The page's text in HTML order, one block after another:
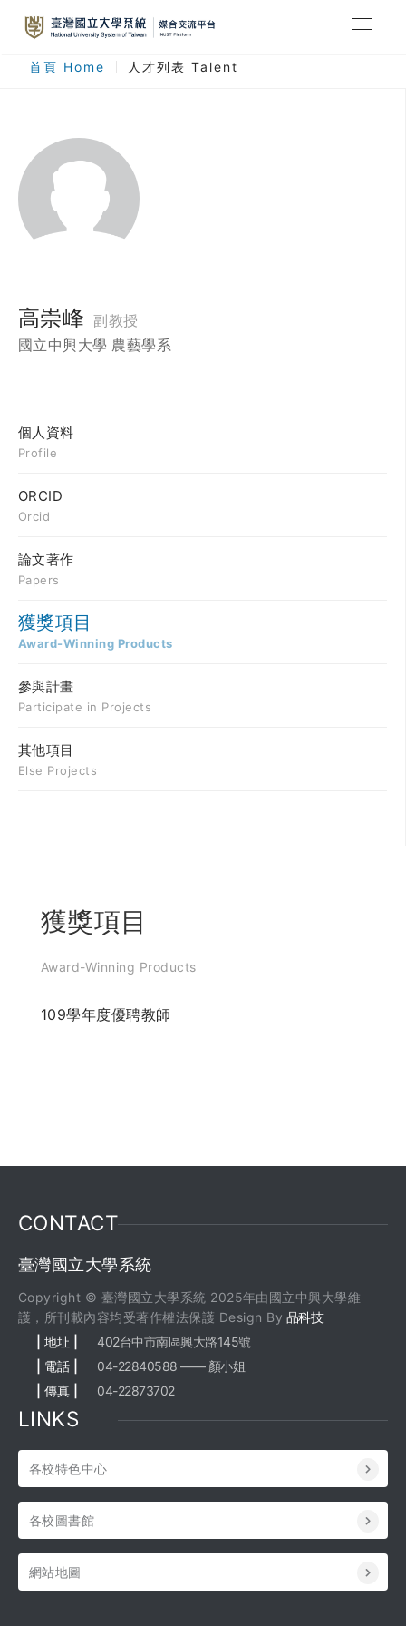
最新消息
人才列表
臺灣國立大學系統
登入
註冊
首頁 Home 人才列表 Talent
高崇峰 副教授
國立中興大學 農藝學系
個人資料
Profile
ORCID
Orcid
論文著作
Papers
獲獎項目
Award-Winning Products
參與計畫
Participate in Projects
其他項目
Else Projects
獲獎項目
Award-Winning Products
109學年度優聘教師
CONTACT
臺灣國立大學系統
Copyright © 臺灣國立大學系統 2025年由國立中興大學維
護，所刊載內容均受著作權法保護 Design By 品科技
| 地址 |
402台中市南區興大路145號
| 電話 |
04-22840588 —— 顏小姐
| 傳真 |
04-22873702
LINKS
各校特色中心
各校圖書館
網站地圖